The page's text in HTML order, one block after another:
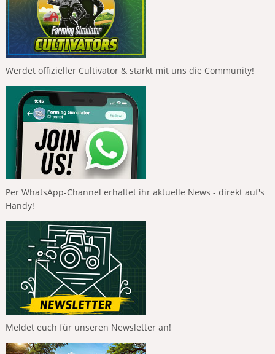
Werdet offizieller Cultivator & stärkt mit uns die Community!
Per WhatsApp-Channel erhaltet ihr aktuelle News - direkt auf's
Handy!
Meldet euch für unseren Newsletter an!